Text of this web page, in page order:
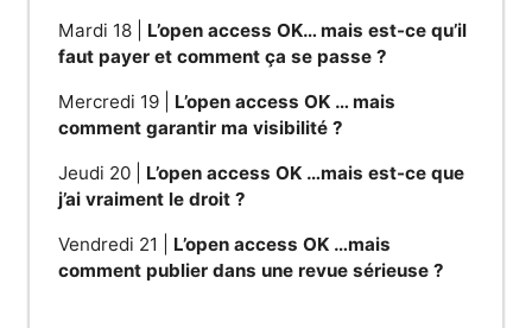
Mardi 18 | L’open access OK… mais est-ce qu’il
faut payer et comment ça se passe ?
Mercredi 19 | L’open access OK … mais
comment garantir ma visibilité ?
Jeudi 20 | L’open access OK …mais est-ce que
j’ai vraiment le droit ?
Vendredi 21 | L’open access OK …mais
comment publier dans une revue sérieuse ?